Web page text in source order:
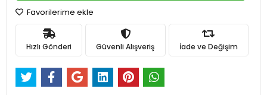
Favorilerime ekle
Hızlı Gönderi Güvenli Alışveriş İade ve Değişim